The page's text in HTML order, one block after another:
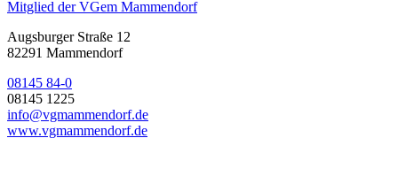
Mitglied der VGem Mammendorf
Augsburger Straße 12
82291 Mammendorf
08145 84-0
08145 1225
info@vgmammendorf.de
www.vgmammendorf.de